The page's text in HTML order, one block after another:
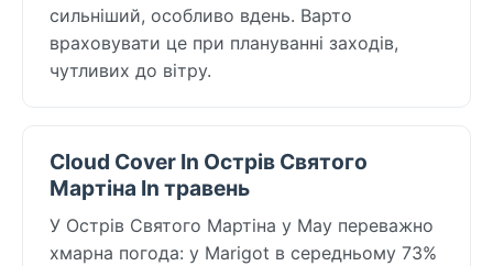
сильніший, особливо вдень. Варто
враховувати це при плануванні заходів,
чутливих до вітру.
Cloud Cover In Острів Святого
Мартіна In травень
У Острів Святого Мартіна у May переважно
хмарна погода: у Marigot в середньому 73%